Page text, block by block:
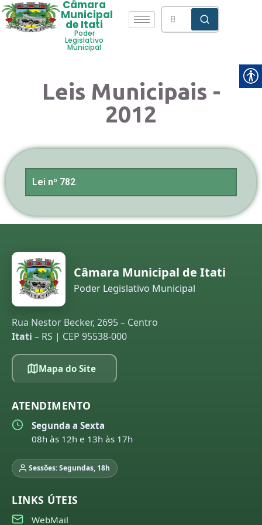
Câmara
Municipal
de Itati
Poder
Legislativo
Municipal
Leis Municipais -
2012
Lei nº 782
Câmara Municipal de Itati
Poder Legislativo Municipal
Rua Nestor Becker, 2695 – Centro
Itati – RS | CEP 95538-000
Mapa do Site
ATENDIMENTO
Segunda a Sexta
08h às 12h e 13h às 17h
Sessões: Segundas, 18h
LINKS ÚTEIS
WebMail